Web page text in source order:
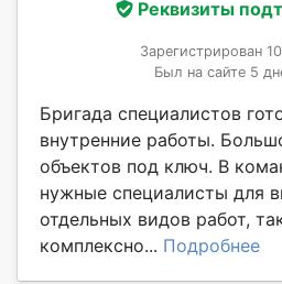
Реквизиты
Зарегистрирован
Был на сайте 5
Бригада специалистов
внутренние работы.
объектов под ключ. В
нужные специалисты для
отдельных видов работ,
комплексно... Подробнее